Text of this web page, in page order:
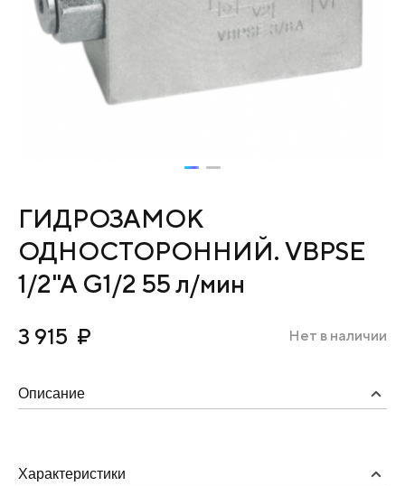
ГИДРОЗАМОК
ОДНОСТОРОННИЙ. VBPSE
1/2"A G1/2 55 л/мин
3 915 ₽ Нет в наличии
Описание
Характеристики